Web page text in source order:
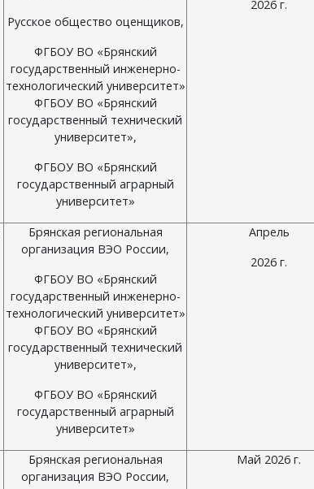
Русское общество оценщиков,
ФГБОУ ВО «Брянский
государственный инженерно-
технологический университет»
ФГБОУ ВО «Брянский
государственный технический
университет»,
ФГБОУ ВО «Брянский
государственный аграрный
университет»
2026 г.
Брянская региональная
организация ВЭО России,
ФГБОУ ВО «Брянский
государственный инженерно-
технологический университет»
ФГБОУ ВО «Брянский
государственный технический
университет»,
ФГБОУ ВО «Брянский
государственный аграрный
университет»
Апрель
2026 г.
Брянская региональная
организация ВЭО России,
Май 2026 г.